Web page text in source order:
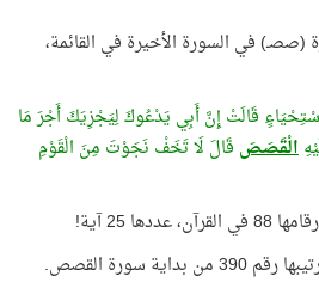
(صصـ) في السورة الأخيرة في القائمة،
قَالَتْ إِنَّ أَبِي يَدْعُوكَ لِيَجْزِيَكَ أَجْرَ مَا
الْقَصَصَ قَالَ لَا تَخَفْ نَجَوْتَ مِنَ الْقَوْمِ
سورة القصص.